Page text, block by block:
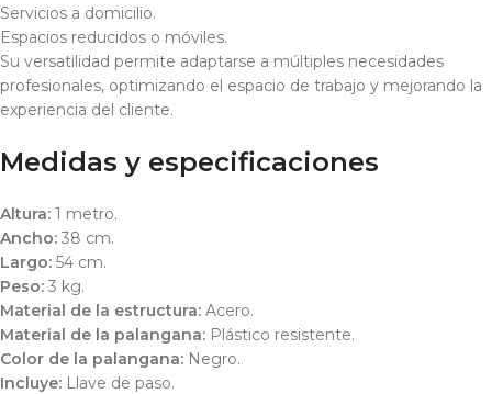
Servicios a domicilio.
Espacios reducidos o móviles.
Su versatilidad permite adaptarse a múltiples necesidades
profesionales, optimizando el espacio de trabajo y mejorando la
experiencia del cliente.
Medidas y especificaciones
Altura: 1 metro.
Ancho: 38 cm.
Largo: 54 cm.
Peso: 3 kg.
Material de la estructura: Acero.
Material de la palangana: Plástico resistente.
Color de la palangana: Negro.
Incluye: Llave de paso.